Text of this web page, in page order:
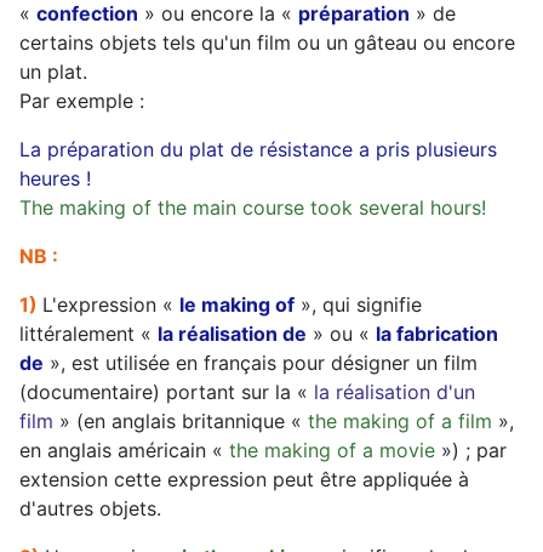
« confection » ou encore la « préparation » de
certains objets tels qu'un film ou un gâteau ou encore
un plat.
Par exemple :
La préparation du plat de résistance a pris plusieurs
heures !
The making of the main course took several hours!
NB :
1) L'expression « le making of », qui signifie
littéralement « la réalisation de » ou « la fabrication
de », est utilisée en français pour désigner un film
(documentaire) portant sur la « la réalisation d'un
film » (en anglais britannique « the making of a film »,
en anglais américain « the making of a movie ») ; par
extension cette expression peut être appliquée à
d'autres objets.